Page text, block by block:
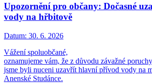
Upozornění pro občany: Dočasné
vody na hřbitově
Datum: 30. 6. 2026
Vážení spoluobčané,
oznamujeme vám, že z důvodu závažné
jsme byli nuceni uzavřít hlavní přívod vody na
Anenské Studánce.